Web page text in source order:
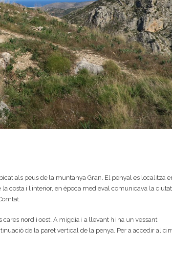
als peus de la muntanya Gran. El penyal es localitza
costa i l’interior, en època medieval comunicava la
nord i oest. A migdia i a llevant hi ha un vessant
de la paret vertical de la penya. Per a accedir al